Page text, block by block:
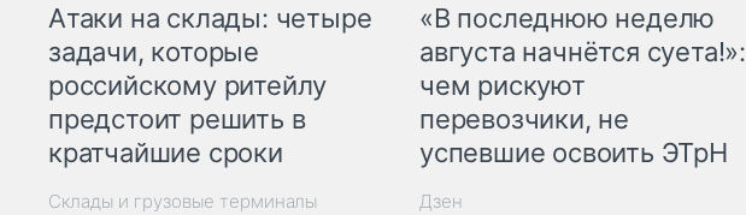
Атаки на склады: четыре
задачи, которые
российскому ритейлу
предстоит решить в
кратчайшие сроки
Склады и грузовые терминалы
«В последнюю неделю
августа начнётся суета!»:
чем рискуют
перевозчики, не
успевшие освоить ЭТрН
Дзен